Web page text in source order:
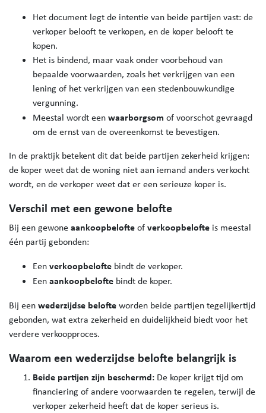
Het document legt de intentie van beide partijen vast: de
verkoper belooft te verkopen, en de koper belooft te
kopen.
Het is bindend, maar vaak onder voorbehoud van
bepaalde voorwaarden, zoals het verkrijgen van een
lening of het verkrijgen van een stedenbouwkundige
vergunning.
Meestal wordt eenwaarborgsom of voorschot gevraagd
om de ernst van de overeenkomst te bevestigen.
In de praktijk betekent dit dat beide partijen zekerheid krijgen:
de koper weet dat de woning niet aan iemand anders verkocht
wordt, en de verkoper weet dat er een serieuze koper is.
Verschil met een gewone belofte
Bij een gewoneaankoopbelofteofverkoopbelofte is meestal
één partij gebonden:
Eenverkoopbelofte bindt de verkoper.
Eenaankoopbelofte bindt de koper.
Bij eenwederzijdse belofteworden beide partijen tegelijkertijd
gebonden, wat extra zekerheid en duidelijkheid biedt voor het
verdere verkoopproces.
Waarom een wederzijdse belofte belangrijk is
Beide partijen zijn beschermd: De koper krijgt tijd om
financiering of andere voorwaarden te regelen, terwijl de
verkoper zekerheid heeft dat de koper serieus is.